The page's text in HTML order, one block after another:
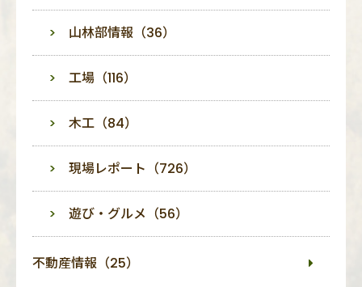
山林部情報（36）
工場（116）
木工（84）
現場レポート（726）
遊び・グルメ（56）
不動産情報（25）